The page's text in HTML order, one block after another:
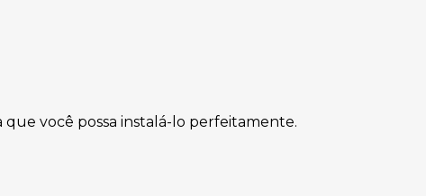
que você possa instalá-lo perfeitamente.